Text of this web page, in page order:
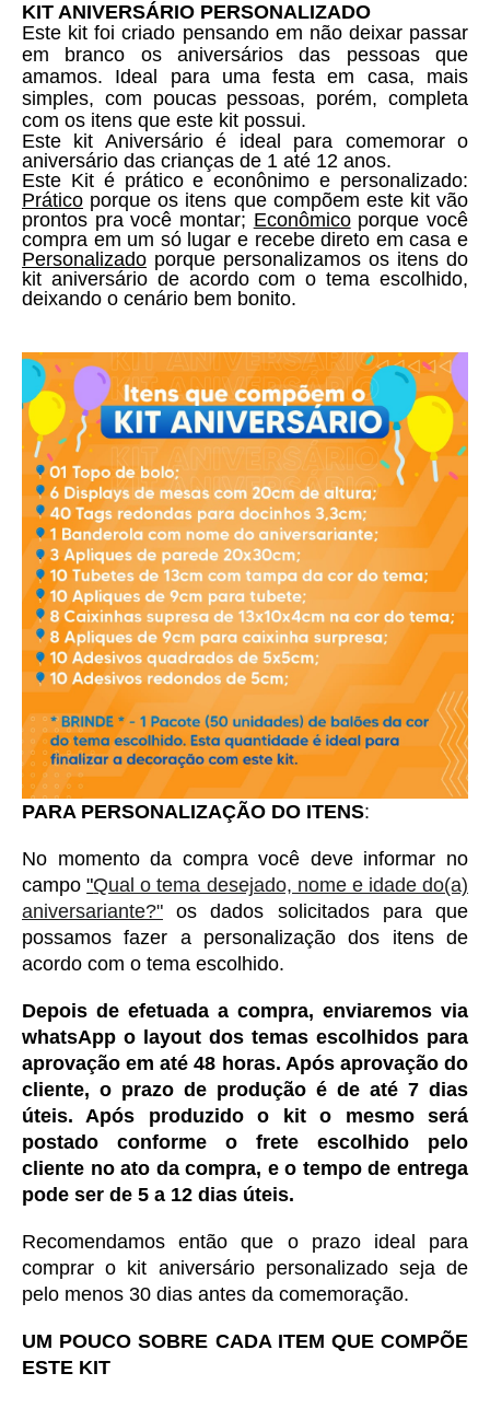
KIT ANIVERSÁRIO PERSONALIZADO
Este kit foi criado pensando em não deixar passar
em branco os aniversários das pessoas que
amamos. Ideal para uma festa em casa, mais
simples, com poucas pessoas, porém, completa
com os itens que este kit possui.
Este kit Aniversário é ideal para comemorar o
aniversário das crianças de 1 até 12 anos.
Prático porque os itens que compõem este kit vão
prontos pra você montar; Econômico porque você
Personalizado porque personalizamos os itens do
kit aniversário de acordo com o tema escolhido,
deixando o cenário bem bonito.
PARA PERSONALIZAÇÃO DO ITENS:
No momento da compra você deve informar no
campo "Qual o tema desejado, nome e idade do(a)
aniversariante?" os dados solicitados para que
possamos fazer a personalização dos itens de
acordo com o tema escolhido.
Depois de efetuada a compra, enviaremos via
whatsApp o layout dos temas escolhidos para
aprovação em até 48 horas. Após aprovação do
cliente, o prazo de produção é de até 7 dias
úteis. Após produzido o kit o mesmo será
postado conforme o frete escolhido pelo
cliente no ato da compra, e o tempo de entrega
pode ser de 5 a 12 dias úteis.
Recomendamos então que o prazo ideal para
comprar o kit aniversário personalizado seja de
pelo menos 30 dias antes da comemoração.
UM POUCO SOBRE CADA ITEM QUE COMPÕE
ESTE KIT